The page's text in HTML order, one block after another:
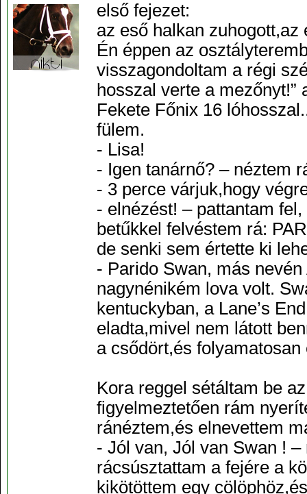
első fejezet:
az eső halkan
Én éppen az
visszagondoltam a régi
hosszal verte a mezőnyt!”
Fekete Főnix 16
fülem.
- Lisa!
- Igen tanárnő? – néztem
- 3 perce várjuk,hogy
- elnézést! – pattantam
betűkkel felvéstem rá:
de senki sem értette ki
- Parido Swan, más
nagynénikém lova volt.
kentuckyban, a Lane’s
eladta,mivel nem látott
a csődört,és
Kora reggel sétáltam be
figyelmeztetően rám
ránéztem,és elnevettem
- Jól van, Jól van Swan !
rácsúsztattam a fejére a
kikötöttem egy